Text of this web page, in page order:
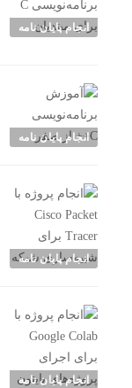
انجام پایان نامه
انجام پایان نامه
انجام پایان نامه
انجام پایان نامه